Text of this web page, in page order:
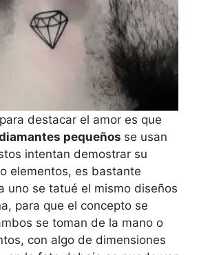
destacar el amor es que
pequeños se usan
intentan demostrar su
elementos, es bastante
uno se tatué el mismo diseños
para que el concepto se
se toman de la mano o
con algo de dimensiones